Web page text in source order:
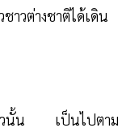
าวต่างชาติได้เดิน
ยวนั้น เป็นไปตาม